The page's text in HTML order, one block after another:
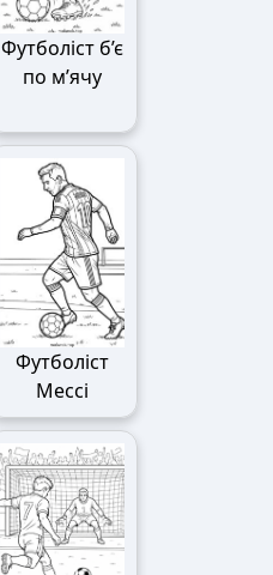
Футболіст б’є
по м’ячу
Футболіст
Мессі